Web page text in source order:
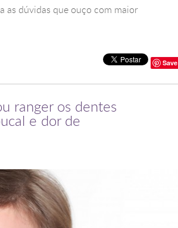
as dúvidas que ouço com maior
Save
ranger os dentes
e dor de